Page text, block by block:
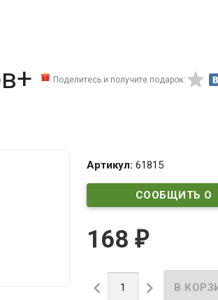
Поделитесь и получите подарок: 
Артикул: 61815
СООБЩИТЬ О
168 ₽
 